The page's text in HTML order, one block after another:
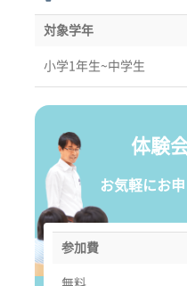
対象学年
小学1年生~中学生
体験
お気軽にお
参加費
無料